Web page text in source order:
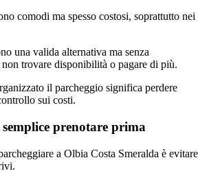
comodi ma spesso costosi, soprattutto nei
una valida alternativa ma senza
trovare disponibilità o pagare di più.
il parcheggio significa perdere
sui costi.
prenotare prima
a Olbia Costa Smeralda è evitare